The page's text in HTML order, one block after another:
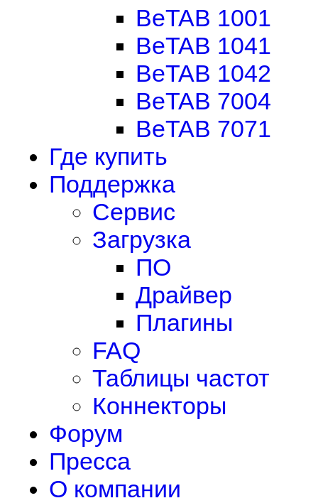
BeTAB 1001
BeTAB 1041
BeTAB 1042
BeTAB 7004
BeTAB 7071
Где купить
Поддержка
Сервис
Загрузка
ПО
Драйвер
Плагины
FAQ
Таблицы частот
Коннекторы
Форум
Пресса
О компании